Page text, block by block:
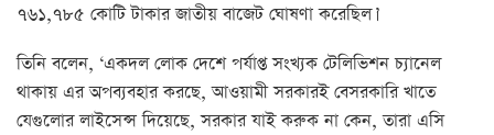
৭৬১,৭৮৫ কোটি টাকার জাতীয় বাজেট ঘোষণা করেছিল।’
তিনি বলেন, ‘একদল লোক দেশে পর্যাপ্ত সংখ্যক টেলিভিশন চ্যানেল
থাকায় এর অপব্যবহার করছে, আওয়ামী সরকারই বেসরকারি খাতে
যেগুলোর লাইসেন্স দিয়েছে, সরকার যাই করুক না কেন, তারা এসি